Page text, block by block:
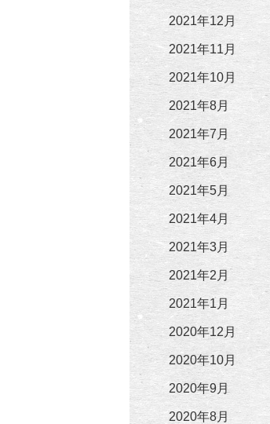
2021年12月
2021年11月
2021年10月
2021年8月
2021年7月
2021年6月
2021年5月
2021年4月
2021年3月
2021年2月
2021年1月
2020年12月
2020年10月
2020年9月
2020年8月